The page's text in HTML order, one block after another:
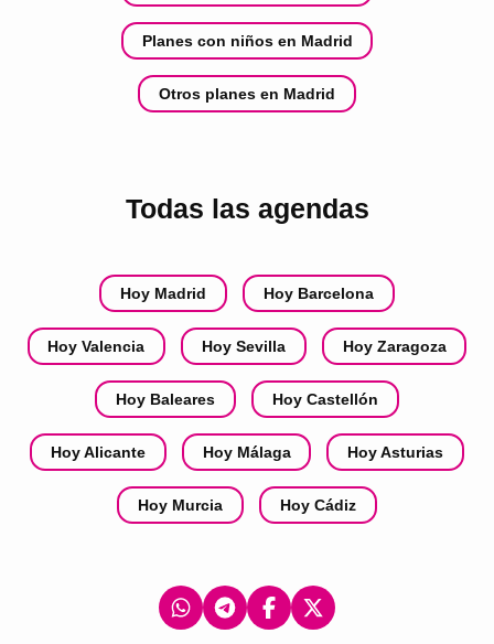
Planes con niños en Madrid
Otros planes en Madrid
Todas las agendas
Hoy Madrid Hoy Barcelona
Hoy Valencia Hoy Sevilla Hoy Zaragoza
Hoy Baleares Hoy Castellón
Hoy Alicante Hoy Málaga Hoy Asturias
Hoy Murcia Hoy Cádiz